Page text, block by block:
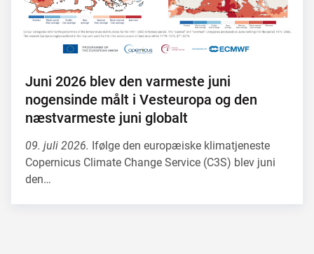
Juni 2026 blev den varmeste juni
nogensinde målt i Vesteuropa og den
næstvarmeste juni globalt
09. juli 2026. Ifølge den europæiske klimatjeneste
Copernicus Climate Change Service (C3S) blev juni
den…